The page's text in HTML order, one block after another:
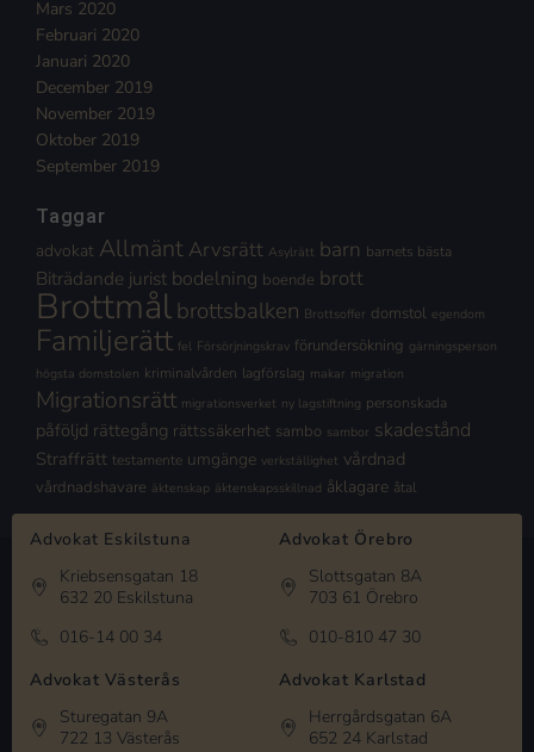
Mars 2020
Februari 2020
Januari 2020
December 2019
November 2019
Oktober 2019
September 2019
Taggar
advokat Allmänt Arvsrätt Asylrätt barn barnets bästa
Biträdande jurist bodelning boende brott
Brottmålbrottsbalken Brottsoffer domstol egendom
Familjerätt fel Försörjningskrav förundersökning gärningsperson
högsta domstolen kriminalvården lagförslag makar migration
Migrationsrätt migrationsverket ny lagstiftning personskada
påföljd rättegång rättssäkerhet sambo sambor skadestånd
Straffrätt testamente umgänge verkställighet vårdnad
vårdnadshavare äktenskap äktenskapsskillnad åklagare åtal
Advokat Eskilstuna
Kriebsensgatan 18
632 20 Eskilstuna
016-14 00 34
Advokat Örebro
Slottsgatan 8A
703 61 Örebro
010-810 47 30
Advokat Västerås
Sturegatan 9A
722 13 Västerås
Advokat Karlstad
Herrgårdsgatan 6A
652 24 Karlstad